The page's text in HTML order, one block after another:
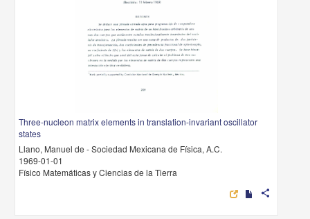
Three-nucleon matrix elements in translation-invariant oscillator
states
Llano, Manuel de - Sociedad Mexicana de Física, A.C.
1969-01-01
Físico Matemáticas y Ciencias de la Tierra
share